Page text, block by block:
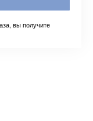
вы получите